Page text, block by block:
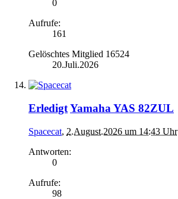
0
Aufrufe:
161
Gelöschtes Mitglied 16524
20.Juli.2026
ErledigtYamaha YAS 82ZUL
Spacecat, 2.August.2026 um 14:43 Uhr
Antworten:
0
Aufrufe:
98